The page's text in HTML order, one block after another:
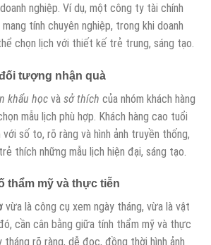
nghiệp. Ví dụ, một công ty tài chính
tính chuyên nghiệp, trong khi doanh
chọn lịch với thiết kế trẻ trung, sáng tạo.
tượng nhận quà
khẩu học và sở thích của nhóm khách hàng
mẫu lịch phù hợp. Khách hàng cao tuổi
số to, rõ ràng và hình ảnh truyền thống,
thích những mẫu lịch hiện đại, sáng tạo.
thẩm mỹ và thực tiễn
vừa là công cụ xem ngày tháng, vừa là vật
cần cân bằng giữa tính thẩm mỹ và thực
tháng rõ ràng, dễ đọc, đồng thời hình ảnh